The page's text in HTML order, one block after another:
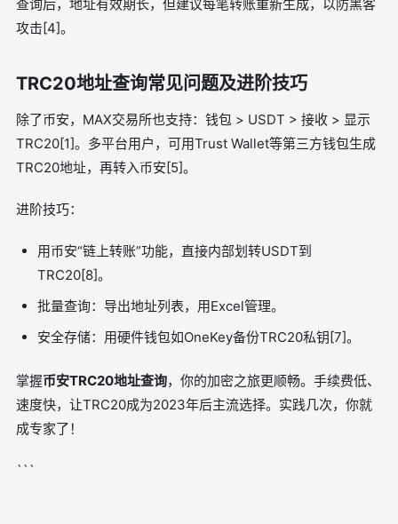
查询后，地址有效期长，但建议每笔转账重新生成，以防黑客
攻击[4]。
TRC20地址查询常见问题及进阶技巧
除了币安，MAX交易所也支持：钱包 > USDT > 接收 > 显示
TRC20[1]。多平台用户，可用Trust Wallet等第三方钱包生成
TRC20地址，再转入币安[5]。
进阶技巧：
用币安“链上转账”功能，直接内部划转USDT到
TRC20[8]。
批量查询：导出地址列表，用Excel管理。
安全存储：用硬件钱包如OneKey备份TRC20私钥[7]。
掌握币安TRC20地址查询，你的加密之旅更顺畅。手续费低、
速度快，让TRC20成为2023年后主流选择。实践几次，你就
成专家了！
```